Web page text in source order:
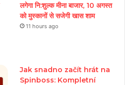
लगेगा नि:शुल्क मीना बाजार, 10 अगस्त
को मुस्कानों से सजेगी खास शाम
11 hours ago
Jak snadno začít hrát na
Spinboss: Kompletní